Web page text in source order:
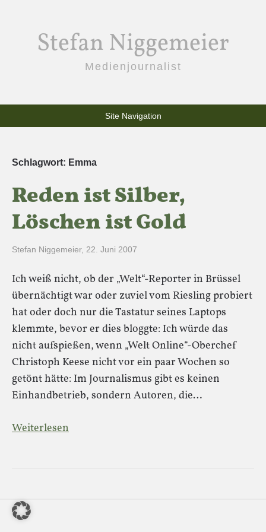
Stefan Niggemeier
Medienjournalist
Site Navigation
Schlagwort: Emma
Reden ist Silber,
Löschen ist Gold
Stefan Niggemeier, 22. Juni 2007
Ich weiß nicht, ob der „Welt“-Reporter in Brüssel
übernächtigt war oder zuviel vom Riesling probiert
hat oder doch nur die Tastatur seines Laptops
klemmte, bevor er dies bloggte: Ich würde das
nicht aufspießen, wenn „Welt Online“-Oberchef
Christoph Keese nicht vor ein paar Wochen so
getönt hätte: Im Journalismus gibt es keinen
Einhandbetrieb, sondern Autoren, die…
Weiterlesen